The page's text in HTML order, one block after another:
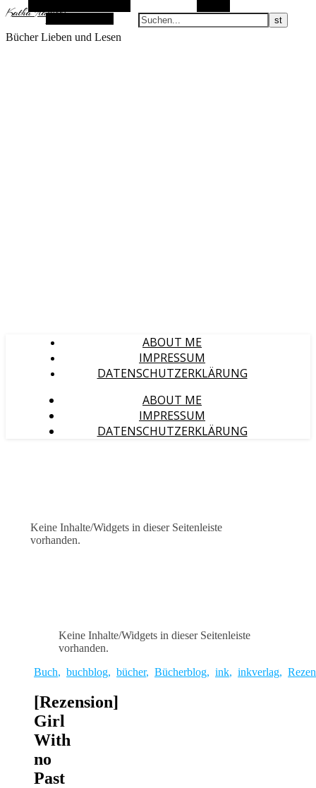
KathaFlauschi
Bücher Lieben und Lesen
Zufallsauswahl
ABOUT ME
IMPRESSUM
DATENSCHUTZERKLÄRUNG
ABOUT ME
IMPRESSUM
DATENSCHUTZERKLÄRUNG
Keine Inhalte/Widgets in dieser Seitenleiste
vorhanden.
Keine Inhalte/Widgets in dieser Seitenleiste
vorhanden.
Buch, buchblog, bücher, Bücherblog, ink, inkverlag,
[Rezension]
Girl
With
no
Past